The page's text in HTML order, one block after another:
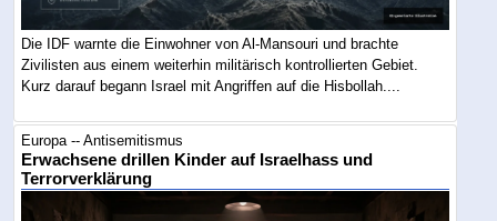
Die IDF warnte die Einwohner von Al-Mansouri und brachte
Zivilisten aus einem weiterhin militärisch kontrollierten Gebiet.
Kurz darauf begann Israel mit Angriffen auf die Hisbollah....
Europa -- Antisemitismus
Erwachsene drillen Kinder auf Israelhass und
Terrorverklärung